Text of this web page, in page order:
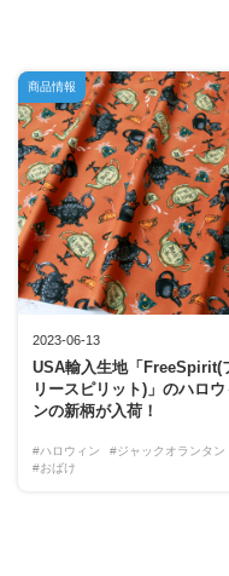
2023-06-13
USA輸入生地「FreeSpirit(
リースピリット)」のハロウ
ンの新柄が入荷！
#ハロウィン
#ジャックオランタン
#おばけ
商品情報